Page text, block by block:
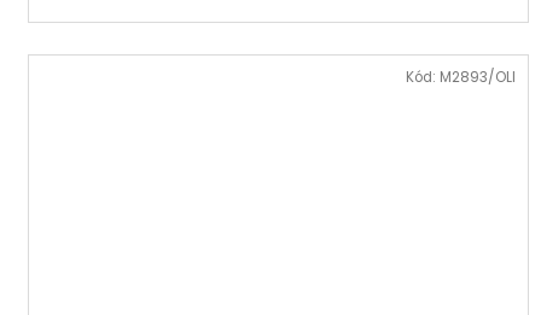
Kód: M2893/OLI